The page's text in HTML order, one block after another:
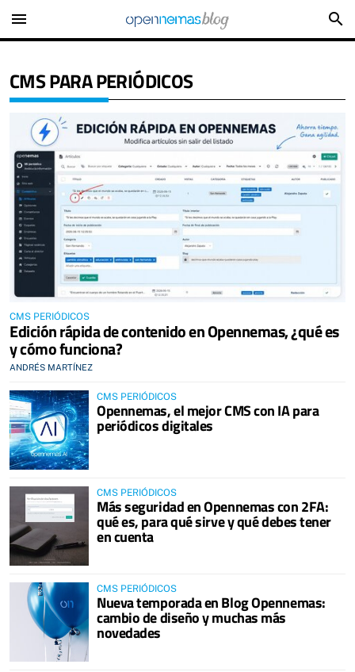
menu search
CMS PARA PERIÓDICOS
CMS PERIÓDICOS
Edición rápida de contenido en Opennemas, ¿qué es
y cómo funciona?
ANDRÉS MARTÍNEZ
CMS PERIÓDICOS
Opennemas, el mejor CMS con IA para
periódicos digitales
CMS PERIÓDICOS
Más seguridad en Opennemas con 2FA:
qué es, para qué sirve y qué debes tener
en cuenta
CMS PERIÓDICOS
Nueva temporada en Blog Opennemas:
cambio de diseño y muchas más
novedades